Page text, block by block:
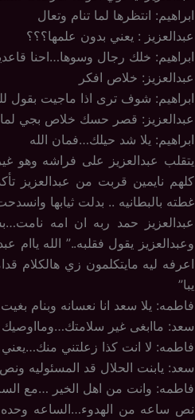
ابراهيم: انتظرها لما تنام وتعال
عبدالعزيز : يعني بدون علمها؟؟؟
ابراهيم: خلك رجال وسوها…احنا
عبدالعزيز: خلاص افكر
ابراهيم: شوف ترى اذا ماجيت بقول
عبدالعزيز: قصر حسك خلاص بجي
ابراهيم: يلا شد حيلك…فمان الله
يتقلب عبدالعزيز على فراشه وهو
كلهم نايمين قربت من عبدالعزيز
غطته بالبطانيه .. بدلت ثيابها
عبدالعزيز حمد ربه ان امه
وعبدالعزيز يقول فقلبه..” الله
اعرفه ليه مايتكلمون زي هالكلام
يبا”
فاطمه: يلا سعد انا نعسانه وبنام
سعد: ماابغى غير
فاطمه: لا انت كذا زعلتني
سعد: يابنت الحلال قد المسئوليه
فاطمه: وانت من اهل الخير …مع
نص ساعه من الهدوء…الساعه وحده